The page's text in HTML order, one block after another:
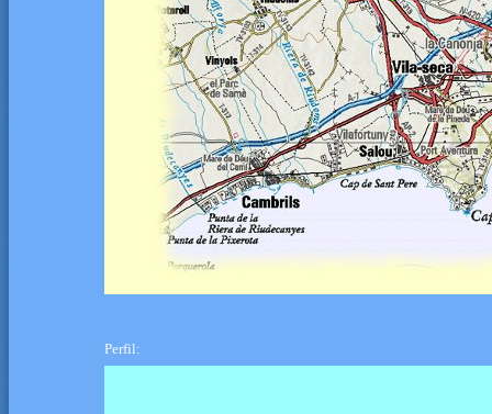
Perfil: